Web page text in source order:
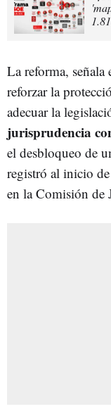
La reforma,
reforzar la
adecuar la
jurisprudencia
el desbloqueo de
registró al inicio
en la Comisión de